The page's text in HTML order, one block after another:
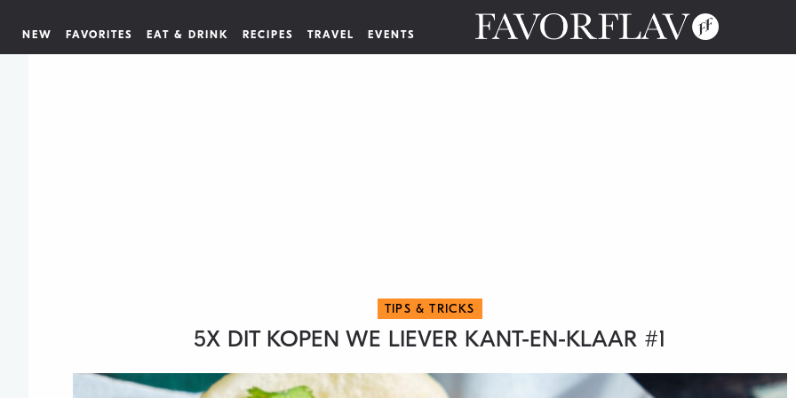
NEW FAVORITES EAT & DRINK RECIPES TRAVEL EVENTS
TIPS & TRICKS
5X DIT KOPEN WE LIEVER KANT-EN-KLAAR #1